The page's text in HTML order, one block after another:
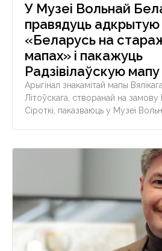
У Музеі Вольнай
правядуць
«Беларусь на
мапах» і пакажуць
Радзівілаўскую
Арыгінал знакамітай мапы
Літоўскага, створанай на замову
Сіроткі, паказваюць у Музеі